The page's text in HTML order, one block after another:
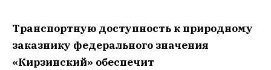
Транспортную доступность к природному
заказнику федерального значения
«Кирзинский» обеспечит